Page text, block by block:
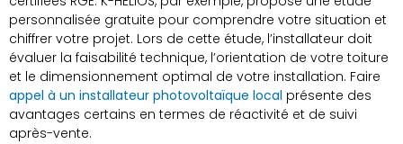
personnalisée gratuite pour comprendre votre situation et
chiffrer votre projet. Lors de cette étude, l’installateur doit
évaluer la faisabilité technique, l’orientation de votre toiture
et le dimensionnement optimal de votre installation. Faire
appel à un installateur photovoltaïque local présente des
avantages certains en termes de réactivité et de suivi
après-vente.